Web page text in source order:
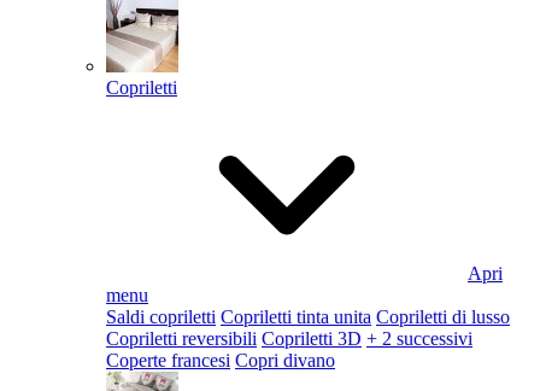
Copriletti
Apri
menu
Saldi copriletti Copriletti tinta unita Copriletti di lusso
Copriletti reversibili Copriletti 3D + 2 successivi
Coperte francesi Copri divano